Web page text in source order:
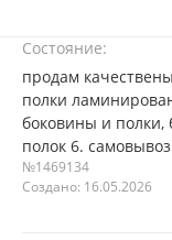
Состояние:
продам
полки
боковины и полки,
полок 6.
№1469134
Создано: 16.05.2026